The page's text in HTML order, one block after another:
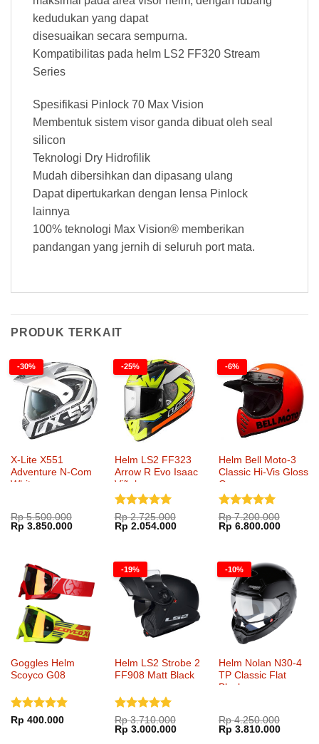
kedudukan yang dapat
disesuaikan secara sempurna.
Kompatibilitas pada helm LS2 FF320 Stream
Series
Spesifikasi Pinlock 70 Max Vision
Membentuk sistem visor ganda dibuat oleh seal
silicon
Teknologi Dry Hidrofilik
Mudah dibersihkan dan dipasang ulang
Dapat dipertukarkan dengan lensa Pinlock
lainnya
100% teknologi Max Vision® memberikan
pandangan yang jernih di seluruh port mata.
PRODUK TERKAIT
-30%
X-Lite X551
Adventure N-Com
White
Rp5.500.000
Harga
aslinya
Rp 3.850.000Harga
Rp 3.850.000.
-25%
Helm LS2 FF323
Arrow R Evo Isaac
Viñales
Dinilai5
dari 5
Rp2.725.000
Harga
aslinya
Rp 2.054.000Harga
Rp 2.054.000.
-6%
Helm Bell Moto-3
Classic Hi-Vis Gloss
Orange
Dinilai5
dari 5
Rp7.200.000
Harga
aslinya
Rp 6.800.000Harga
Goggles Helm
Scoyco G08
Dinilai 5
Rp 400.000
-19%
Helm LS2 Strobe 2
FF908 Matt Black
Dinilai5
dari 5
Rp3.710.000
Harga
aslinya
Rp 3.000.000Harga
-10%
Helm Nolan N30-4
TP Classic Flat
Black
Rp4.250.000
Harga
aslinya
Rp 3.810.000Harga